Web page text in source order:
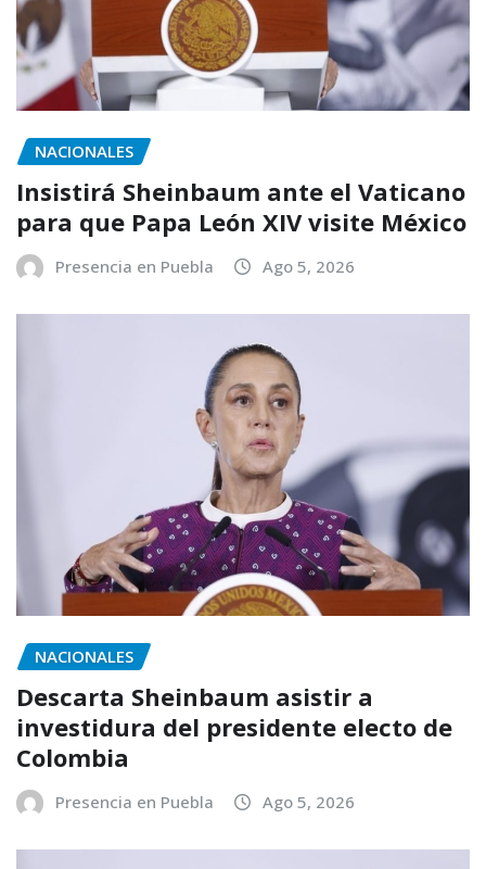
NACIONALES
Insistirá Sheinbaum ante el Vaticano
para que Papa León XIV visite México
Presencia en Puebla Ago 5, 2026
NACIONALES
Descarta Sheinbaum asistir a
investidura del presidente electo de
Colombia
Presencia en Puebla Ago 5, 2026